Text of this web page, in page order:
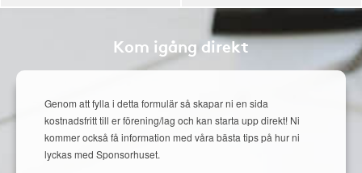
Kom igång direkt
Genom att fylla i detta formulär så skapar ni en sida
kostnadsfritt till er förening/lag och kan starta upp direkt! Ni
kommer också få information med våra bästa tips på hur ni
lyckas med Sponsorhuset.